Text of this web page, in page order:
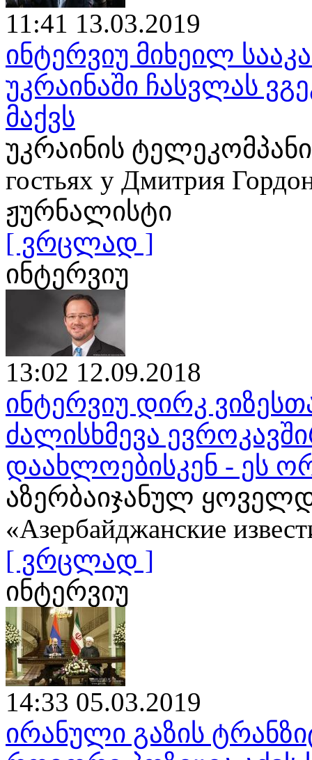
11:41 13.03.2019
ინტერვიუ მიხეილ
უკრაინაში ჩასვლას
მაქვს
უკრაინის
гостьях у Дмитрия
ჟურნალისტი
[ ვრცლად ]
ინტერვიუ
13:02 12.09.2018
ინტერვიუ დირკ
ძალისხმევა
დაახლოებისკენ - ეს
აზერბაიჯანულ
«Азербайджанские
[ ვრცლად ]
ინტერვიუ
14:33 05.03.2019
ირანული გაზის